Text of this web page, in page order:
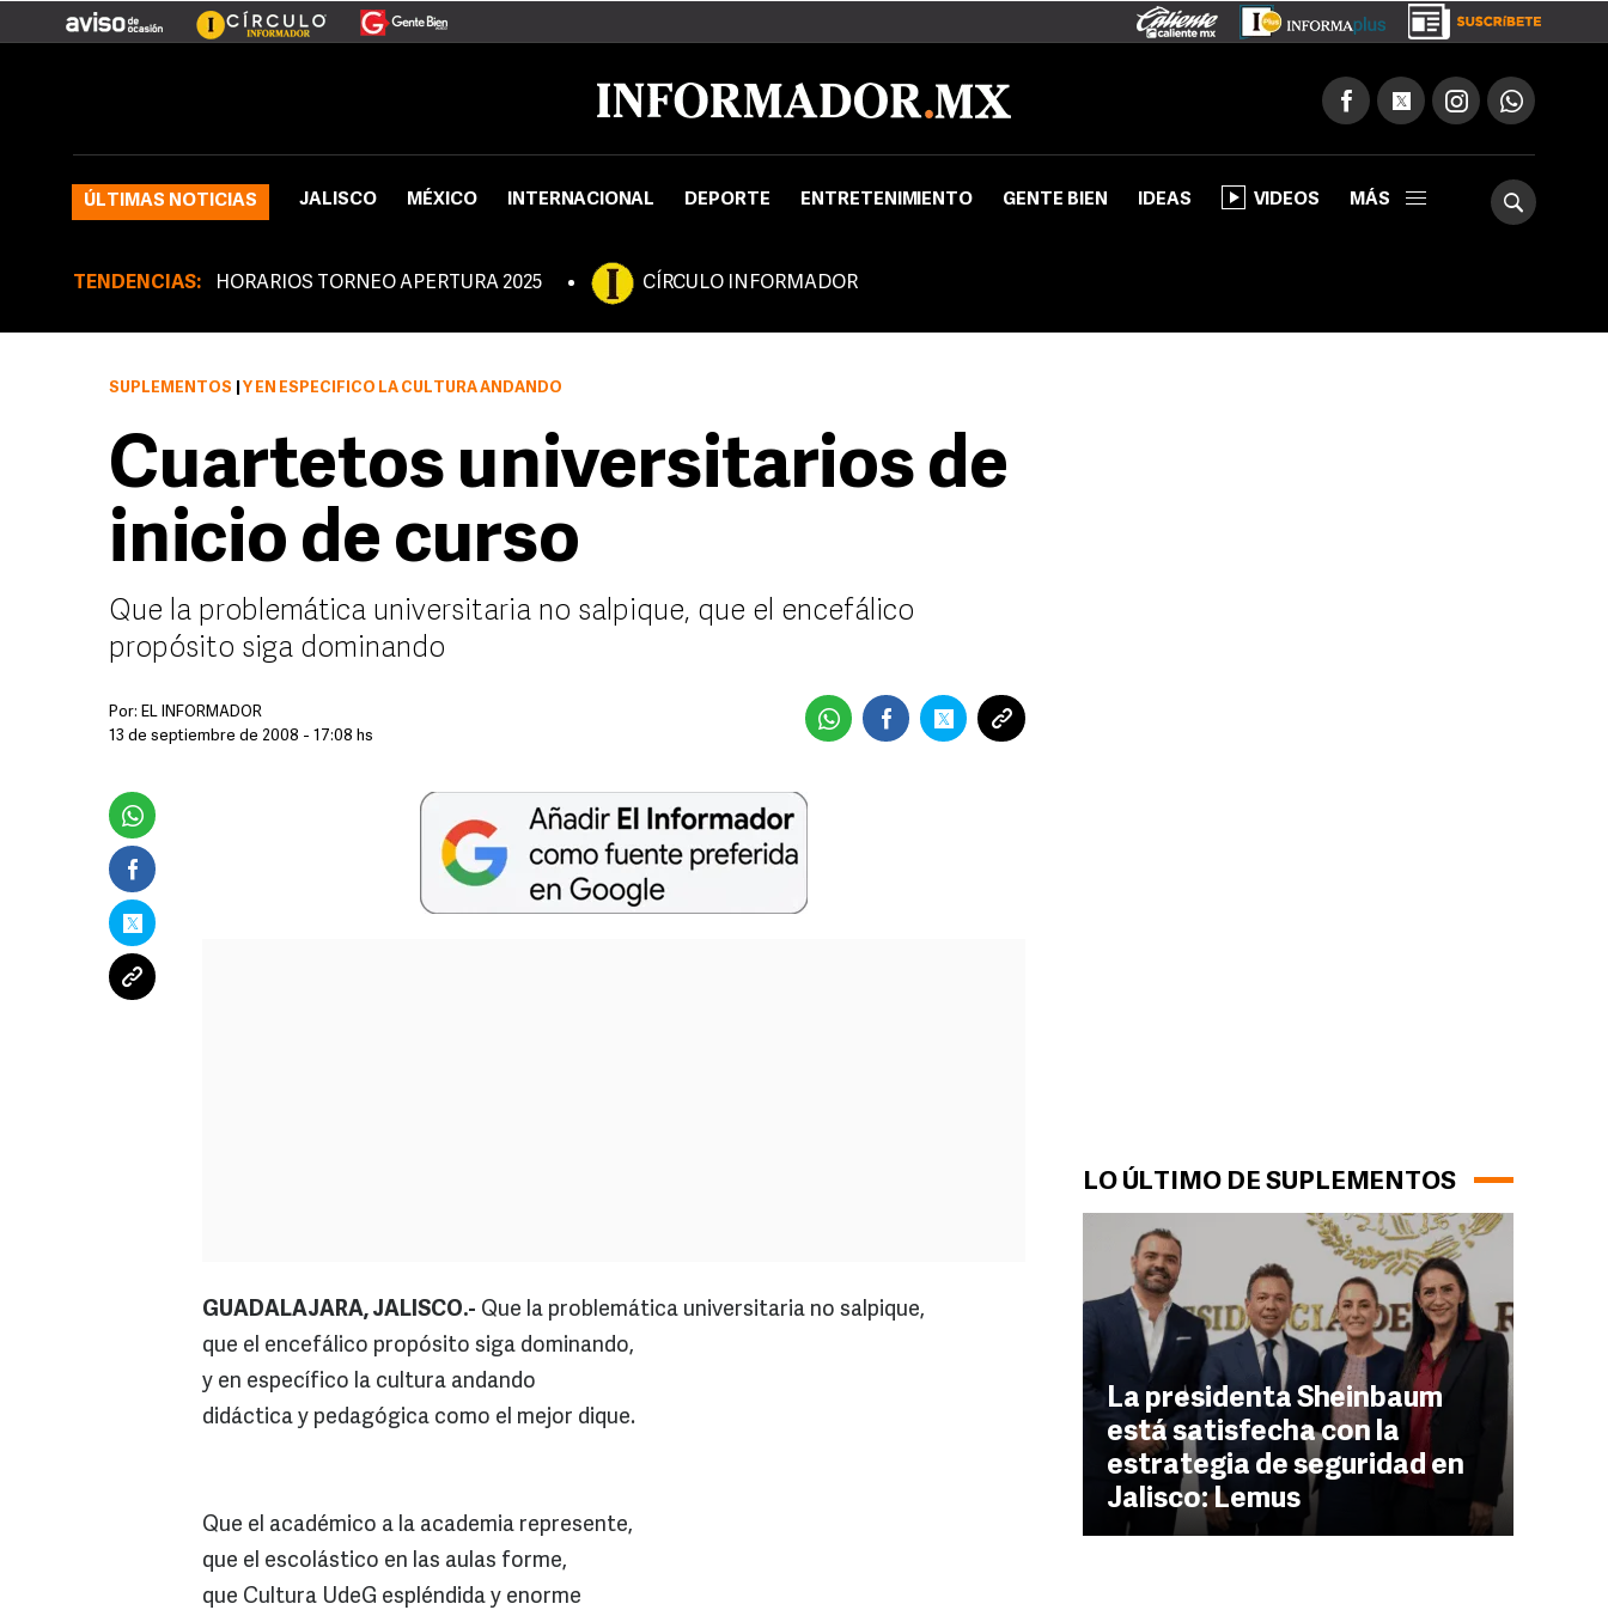
ÚLTIMAS NOTICIAS JALISCO MÉXICO INTERNACIONAL DEPORTE ENTRETENIMIENTO GENTE BIEN IDEAS VIDEOS MÁS
TENDENCIAS: HORARIOS TORNEO APERTURA 2025 CÍRCULO INFORMADOR
LO ÚLTIMO DE SUPLEMENTOS
La presidenta Sheinbaum
está satisfecha con la
estrategia de seguridad en
Jalisco: Lemus
SUPLEMENTOS Y EN ESPECÍFICO LA CULTURA ANDANDO
Cuartetos universitarios de
inicio de curso
Que la problemática universitaria no salpique, que el encefálico
propósito siga dominando
Por: EL INFORMADOR
13 de septiembre de 2008 - 17:08 hs
GUADALAJARA, JALISCO.- Que la problemática universitaria no salpique,
que el encefálico propósito siga dominando,
y en específico la cultura andando
didáctica y pedagógica como el mejor dique.
Que el académico a la academia represente,
que el escolástico en las aulas forme,
que Cultura UdeG espléndida y enorme